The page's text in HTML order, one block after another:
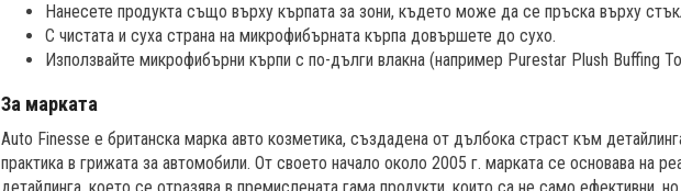
Нанесете продукта също върху кърпата за зони, където може да се пръска върху
С чистата и суха страна на микрофибърната кърпа довършете до сухо.
Използвайте микрофибърни кърпи с по-дълги влакна (например Purestar Plush Buffing
За марката
Auto Finesse е британска марка авто козметика, създадена от дълбока страст към
практика в грижата за автомобили. От своето начало около 2005 г. марката се основава на